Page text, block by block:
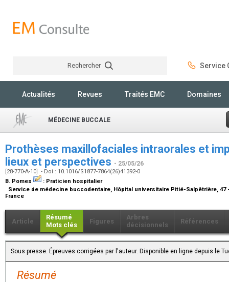
Rechercher Service
Actualités Revues Traités EMC Domaines
MÉDECINE BUCCALE
Prothèses maxillofaciales intraorales et
lieux et perspectives - 25/05/26
[28-770-A-10] - Doi : 10.1016/S1877-7864(26)41392-0
B. Pomes
: Praticien hospitalier
Service de médecine buccodentaire, Hôpital universitaire Pitié-Salpêtrière, 47
France
Article
Résumé
Mots clés
Figures
Arbres
décisionnels
Références
Sous presse. Épreuves corrigées par l'auteur. Disponible en ligne depuis le
Résumé